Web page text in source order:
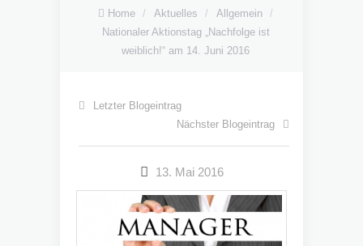
Home / Aktuelles / Allgemein /
Nationaler Aktionstag „Nachfolge ist
weiblich!“ am 14. Juni 2016
Letzter Blogeintrag
Nächster Blogeintrag
13. Mai 2016